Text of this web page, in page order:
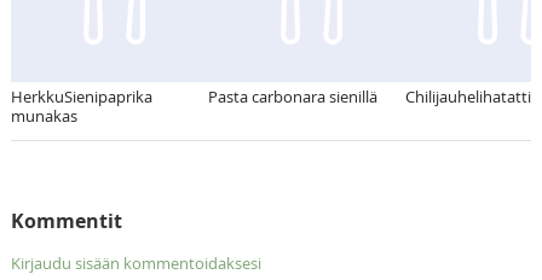
HerkkuSienipaprika
munakas
Pasta carbonara sienillä
Kommentit
Kirjaudu sisään kommentoidaksesi